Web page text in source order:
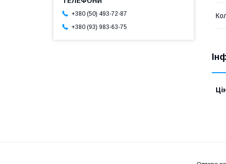
+380 (50) 493-72-87
+380 (93) 983-63-75